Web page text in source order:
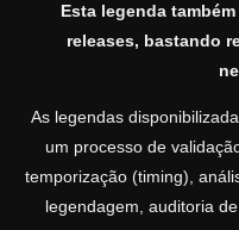
Esta legenda
releases, bastando
As legendas
um processo de
temporização (timing),
legendagem, auditoria